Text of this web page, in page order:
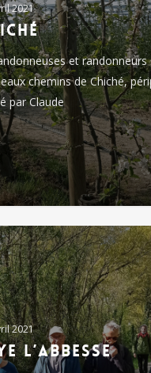
2021
et randonneurs
chemins de Chiché,
par Claude
2021
l’Abbesse